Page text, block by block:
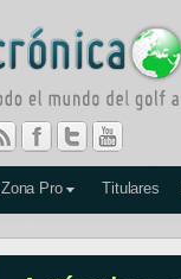
Zona Pro Titulares